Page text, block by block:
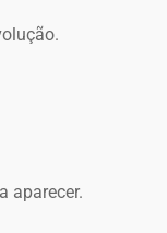
aparecer.